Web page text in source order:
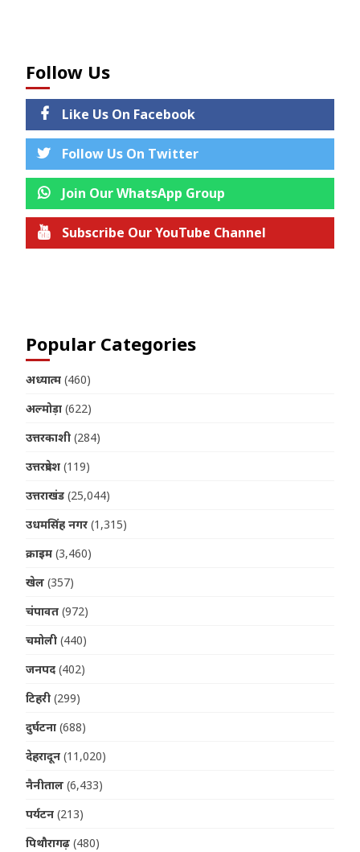
Follow Us
Like Us On Facebook
Follow Us On Twitter
Join Our WhatsApp Group
Subscribe Our YouTube Channel
Popular Categories
अध्यात्म (460)
अल्मोड़ा (622)
उत्तरकाशी (284)
उत्तरप्रदेश (119)
उत्तराखंड (25,044)
उधमसिंह नगर (1,315)
क्राइम (3,460)
खेल (357)
चंपावत (972)
चमोली (440)
जनपद (402)
टिहरी (299)
दुर्घटना (688)
देहरादून (11,020)
नैनीताल (6,433)
पर्यटन (213)
पिथौरागढ़ (480)